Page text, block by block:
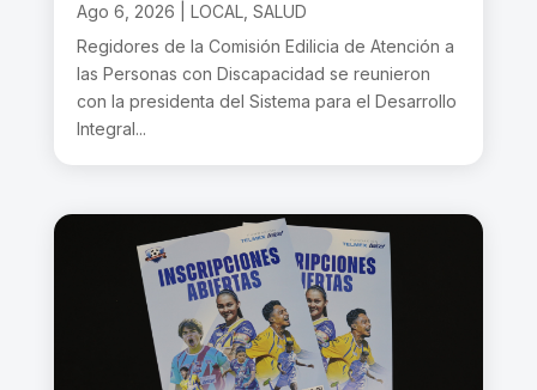
Ago 6, 2026 LOCAL SALUD
Regidores de la Comisión Edilicia de Atención a
las Personas con Discapacidad se reunieron
con la presidenta del Sistema para el Desarrollo
Integral...